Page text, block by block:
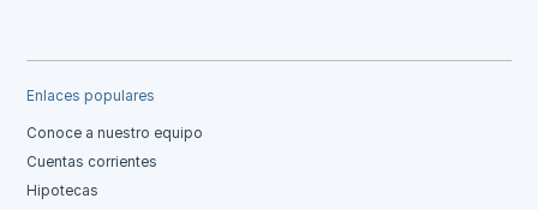
Enlaces populares
Conoce a nuestro equipo
Cuentas corrientes
Hipotecas